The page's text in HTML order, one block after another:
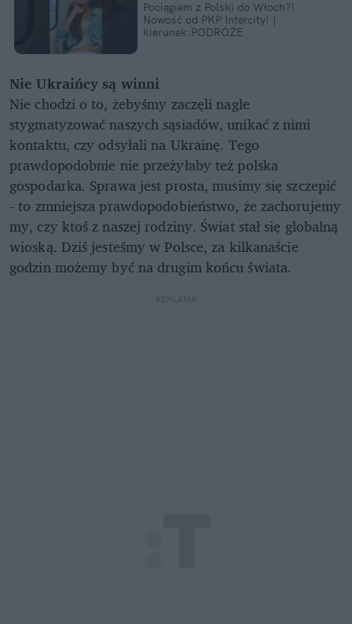
Pociągiem z Polski do Włoch?!
Nowość od PKP Intercity! |
kierunek:PODRÓŻE
Nie Ukraińcy są winni
Nie chodzi o to, żebyśmy zaczęli nagle
stygmatyzować naszych sąsiadów, unikać z nimi
kontaktu, czy odsyłali na Ukrainę. Tego
prawdopodobnie nie przeżyłaby też polska
gospodarka. Sprawa jest prosta, musimy się szczepić
- to zmniejsza prawdopodobieństwo, że zachorujemy
my, czy ktoś z naszej rodziny. Świat stał się globalną
wioską. Dziś jesteśmy w Polsce, za kilkanaście
godzin możemy być na drugim końcu świata.
REKLAMA